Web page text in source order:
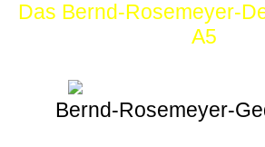
Das Bernd-Rosemeyer-
A5
Bernd-Rosemeyer-